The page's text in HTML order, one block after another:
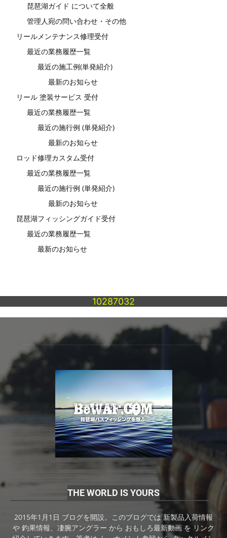
琵琶湖ガイド について全般
管理人宛の問い合わせ・その他
リールメンテナンス修理受付
最近の業務履歴一覧
最近の施工例(単発紹介)
最新のお知らせ
リール 塗装サービス 受付
最近の業務履歴一覧
最近の施行例 (単発紹介)
最新のお知らせ
ロッド修理カスタム受付
最近の業務履歴一覧
最近の施行例 (単発紹介)
最新のお知らせ
琵琶湖フィッシングガイド受付
最近の業務履歴一覧
最新のお知らせ
10287032
THE WORLD IS YOURS
2015年1月1日 ブログを開設。このブログでは 新製品入荷情報
や 釣果情報、凄腕アングラー から おもしろ最新動画 を リンク